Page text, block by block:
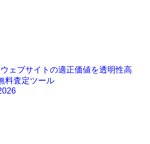
ェブサイトの適正価値を透明性高
料査定ツール